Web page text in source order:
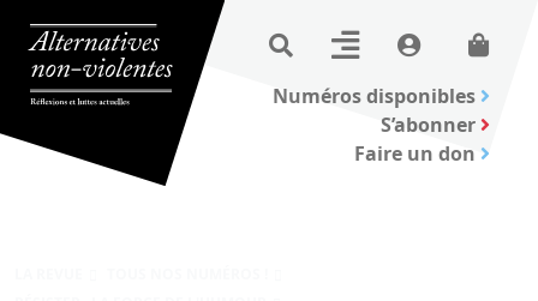
Numéros disponibles
S’abonner
Faire un don